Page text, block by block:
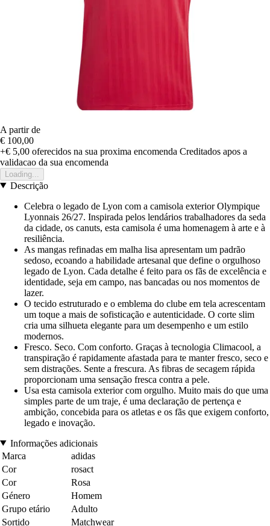
A partir de
€ 100,00
+€ 5,00 oferecidos na sua proxima encomenda Creditados apos a
validacao da sua encomenda
Loading...
Descrição
Celebra o legado de Lyon com a camisola exterior Olympique
Lyonnais 26/27. Inspirada pelos lendários trabalhadores da seda
da cidade, os canuts, esta camisola é uma homenagem à arte e à
resiliência.
As mangas refinadas em malha lisa apresentam um padrão
sedoso, ecoando a habilidade artesanal que define o orgulhoso
legado de Lyon. Cada detalhe é feito para os fãs de excelência e
identidade, seja em campo, nas bancadas ou nos momentos de
lazer.
O tecido estruturado e o emblema do clube em tela acrescentam
um toque a mais de sofisticação e autenticidade. O corte slim
cria uma silhueta elegante para um desempenho e um estilo
modernos.
Fresco. Seco. Com conforto. Graças à tecnologia Climacool, a
transpiração é rapidamente afastada para te manter fresco, seco e
sem distrações. Sente a frescura. As fibras de secagem rápida
proporcionam uma sensação fresca contra a pele.
Usa esta camisola exterior com orgulho. Muito mais do que uma
simples parte de um traje, é uma declaração de pertença e
ambição, concebida para os atletas e os fãs que exigem conforto,
legado e inovação.
Informações adicionais
Marca
adidas
Cor
rosact
Cor
Rosa
Género
Homem
Grupo etário
Adulto
Sortido
Matchwear